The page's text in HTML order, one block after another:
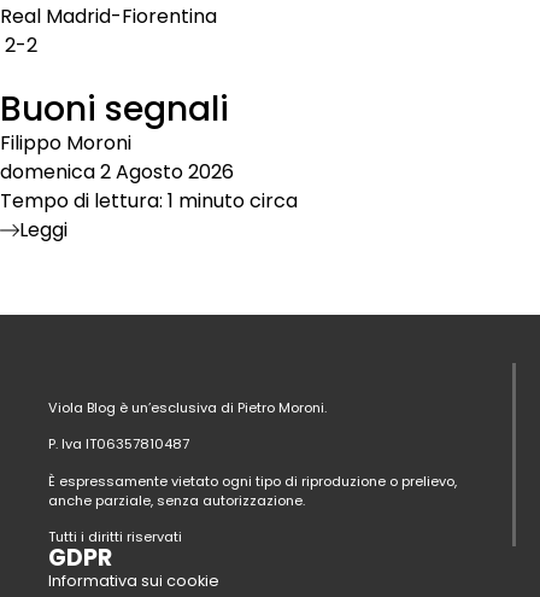
Real Madrid-Fiorentina
2-2
Buoni segnali
Filippo Moroni
domenica 2 Agosto 2026
Tempo di lettura: 1 minuto circa
Leggi
Viola Blog è un’esclusiva di Pietro Moroni.
P. Iva IT06357810487
È espressamente vietato ogni tipo di riproduzione o prelievo,
anche parziale, senza autorizzazione.
Tutti i diritti riservati
GDPR
Informativa sui cookie